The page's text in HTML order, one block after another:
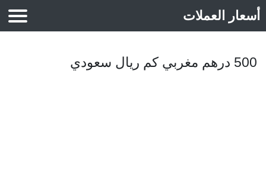
أسعار العملات
500 درهم مغربي كم ريال سعودي